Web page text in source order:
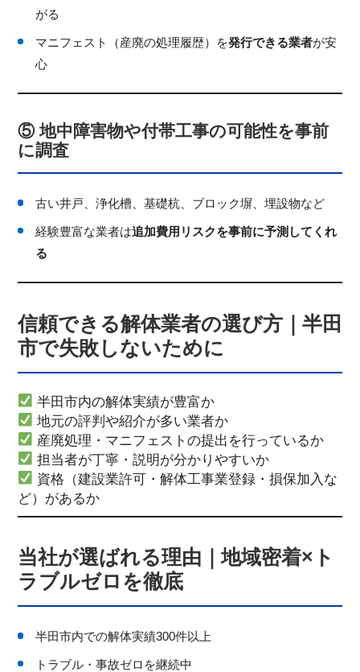
がる
マニフェスト（産廃の処理履歴）を発行できる業者が安
心
⑤ 地中障害物や付帯工事の可能性を事前
に調査
古い井戸、浄化槽、基礎杭、ブロック塀、埋設物など
経験豊富な業者は追加費用リスクを事前に予測してくれ
る
信頼できる解体業者の選び方｜半田
市で失敗しないために
半田市内の解体実績が豊富か
地元の評判や紹介が多い業者か
産廃処理・マニフェストの提出を行っているか
担当者が丁寧・説明が分かりやすいか
資格（建設業許可・解体工事業登録・損保加入な
ど）があるか
当社が選ばれる理由｜地域密着×ト
ラブルゼロを徹底
半田市内での解体実績300件以上
トラブル・事故ゼロを継続中